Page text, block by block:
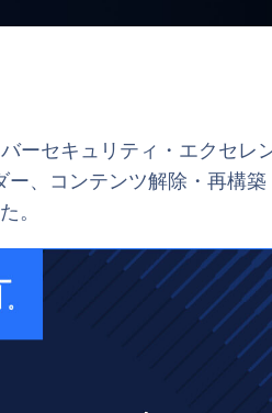
バーセキュリティ・エクセ
、コンテンツ解除・再構
。